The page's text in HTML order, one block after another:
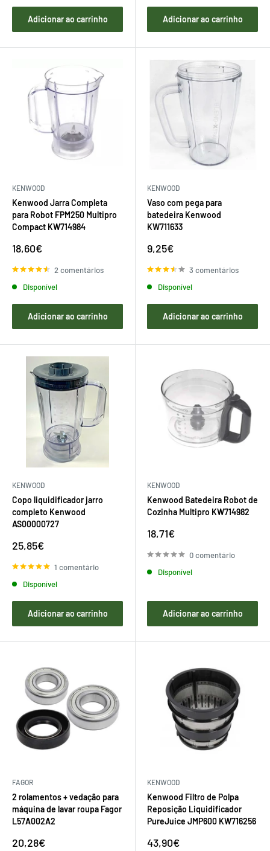
Adicionar ao carrinho Adicionar ao carrinho
KENWOOD
Kenwood Jarra Completa
para Robot FPM250 Multipro
Compact KW714984
Preço
venda
18,60€
2 comentários
Disponível
Adicionar ao carrinho
KENWOOD
Vaso com pega para
batedeira Kenwood
KW711633
Preço
venda
9,25€
3 comentários
Disponível
Adicionar ao carrinho
KENWOOD
Copo liquidificador jarro
completo Kenwood
AS00000727
Preço
venda
25,85€
1 comentário
Disponível
Adicionar ao carrinho
KENWOOD
Kenwood Batedeira Robot de
Cozinha Multipro KW714982
Preço
venda
18,71€
0 comentário
Disponível
Adicionar ao carrinho
FAGOR
2 rolamentos + vedação para
máquina de lavar roupa Fagor
L57A002A2
Preço
20,28€
KENWOOD
Kenwood Filtro de Polpa
Reposição Liquidificador
PureJuice JMP600 KW716256
Preço
43,90€